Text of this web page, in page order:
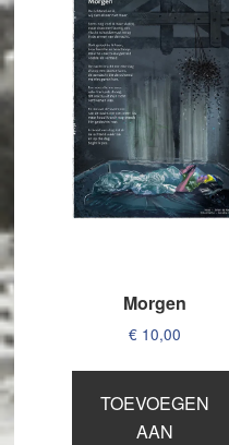
Morgen
€10,00
TOEVOEGEN
AAN